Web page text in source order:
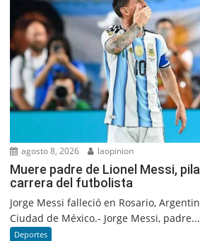
agosto 8, 2026 laopinion
Muere padre de Lionel Messi,
carrera del futbolista
Jorge Messi falleció en Rosario,
Ciudad de México.- Jorge Messi, padre...
Deportes